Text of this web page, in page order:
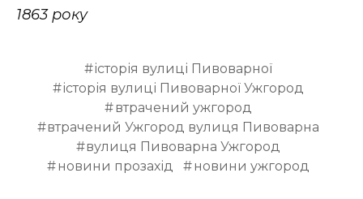
1863 року
історія вулиці Пивоварної
історія вулиці Пивоварної Ужгород
втрачений ужгород
втрачений Ужгород вулиця Пивоварна
вулиця Пивоварна Ужгород
новини прозахід
новини ужгород